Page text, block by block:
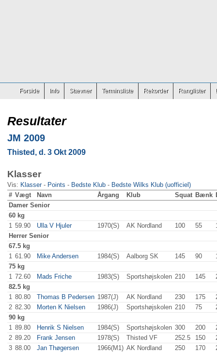
Forside Info Stævner Terminsliste Rekorder Ranglister
Resultater
JM 2009
Thisted, d. 3 Okt 2009
Klasser
Vis: Klasser- Points - Bedste Klub - Bedste Wilks Klub (uofficiel)
# Vægt Navn Årgang Klub Squat Bænk
Damer Senior
60 kg
1 59.90 Ulla V Hjuler 1970(S) AK Nordland 100 55
Herrer Senior
67.5 kg
1 61.90 Mike Andersen 1984(S) Aalborg SK 145 90
75 kg
1 72.60 Mads Friche 1983(S) Sportshøjskolen 210 145
82.5 kg
1 80.80 Thomas B Pedersen 1987(J) AK Nordland 230 175
2 82.30 Morten K Nielsen 1986(J) Sportshøjskolen 210 75
90 kg
1 89.80 Henrik S Nielsen 1984(S) Sportshøjskolen 300 200
2 89.20 Frank Jensen 1978(S) Thisted VF 252.5 150
3 88.00 Jan Thøgersen 1966(M1) AK Nordland 250 170